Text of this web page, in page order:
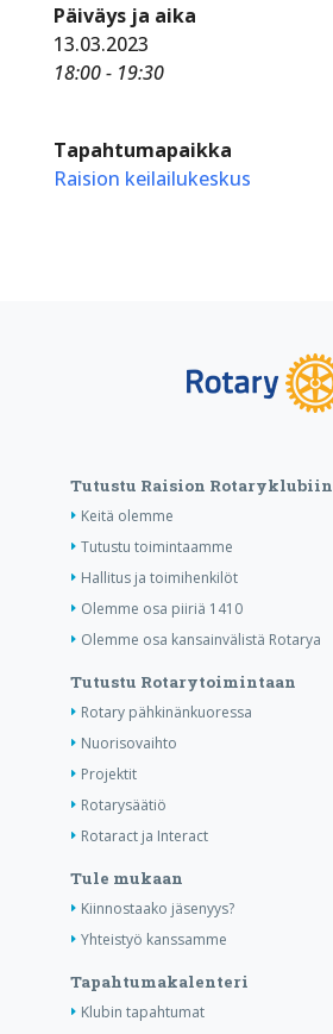
Päiväys ja aika
13.03.2023
18:00 - 19:30
Tapahtumapaikka
Raision keilailukeskus
Tutustu Raision Rotaryklubiin
Keitä olemme
Tutustu toimintaamme
Hallitus ja toimihenkilöt
Olemme osa piiriä 1410
Olemme osa kansainvälistä Rotarya
Tutustu Rotarytoimintaan
Rotary pähkinänkuoressa
Nuorisovaihto
Projektit
Rotarysäätiö
Rotaract ja Interact
Tule mukaan
Kiinnostaako jäsenyys?
Yhteistyö kanssamme
Tapahtumakalenteri
Klubin tapahtumat